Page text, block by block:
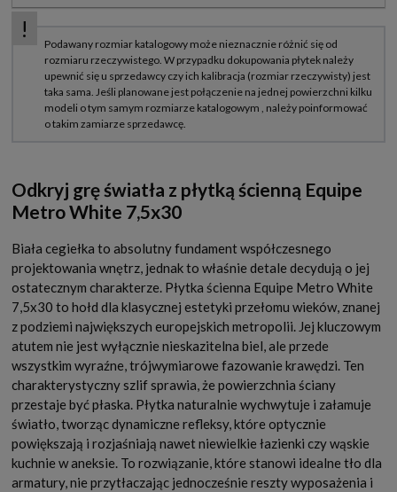
Odkryj grę światła z płytką ścienną Equipe
Metro White 7,5x30
Biała cegiełka to absolutny fundament współczesnego
projektowania wnętrz, jednak to właśnie detale decydują o jej
ostatecznym charakterze. Płytka ścienna Equipe Metro White
7,5x30 to hołd dla klasycznej estetyki przełomu wieków, znanej
z podziemi największych europejskich metropolii. Jej kluczowym
atutem nie jest wyłącznie nieskazitelna biel, ale przede
wszystkim wyraźne, trójwymiarowe fazowanie krawędzi. Ten
charakterystyczny szlif sprawia, że powierzchnia ściany
przestaje być płaska. Płytka naturalnie wychwytuje i załamuje
światło, tworząc dynamiczne refleksy, które optycznie
powiększają i rozjaśniają nawet niewielkie łazienki czy wąskie
kuchnie w aneksie. To rozwiązanie, które stanowi idealne tło dla
armatury, nie przytłaczając jednocześnie reszty wyposażenia i